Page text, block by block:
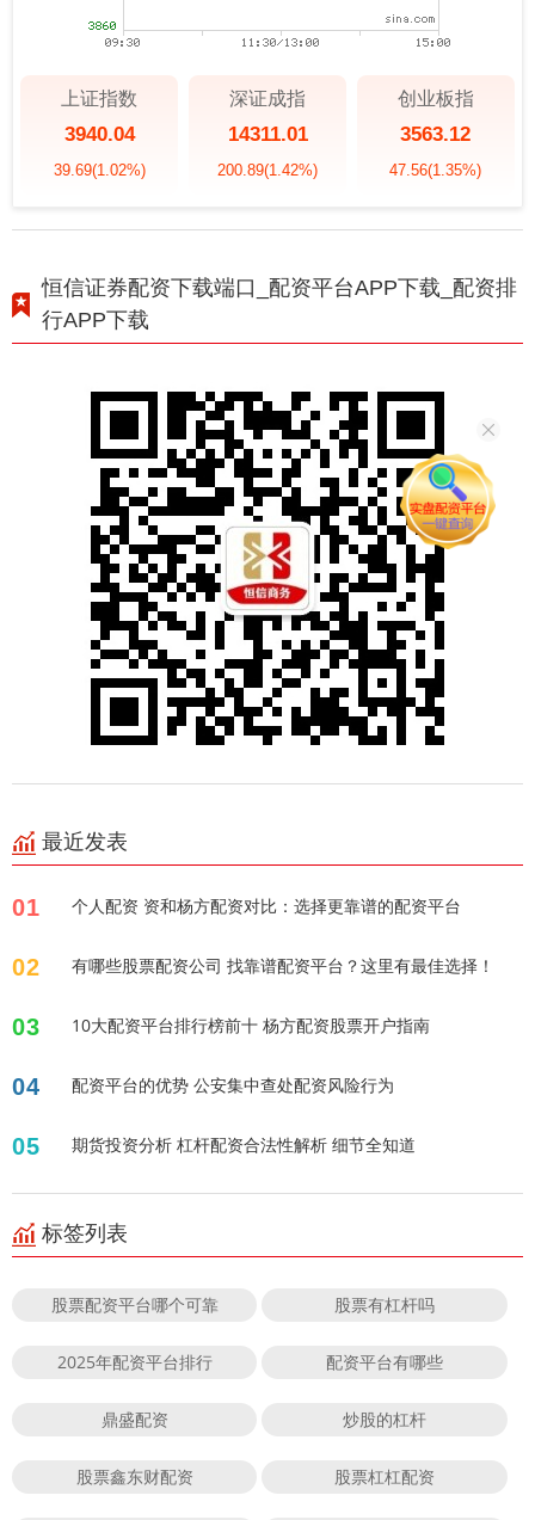
上证指数
3940.04
39.69(1.02%)
深证成指
14311.01
200.89(1.42%)
创业板指
3563.12
47.56(1.35%)
恒信证券配资下载端口_配资平台APP下载_配资排
行APP下载
最近发表
01 个人配资 资和杨方配资对比：选择更靠谱的配资平台
02 有哪些股票配资公司 找靠谱配资平台？这里有最佳选择！
03 10大配资平台排行榜前十 杨方配资股票开户指南
04 配资平台的优势 公安集中查处配资风险行为
05 期货投资分析 杠杆配资合法性解析 细节全知道
标签列表
股票配资平台哪个可靠 股票有杠杆吗
2025年配资平台排行 配资平台有哪些
鼎盛配资 炒股的杠杆
股票鑫东财配资 股票杠杠配资